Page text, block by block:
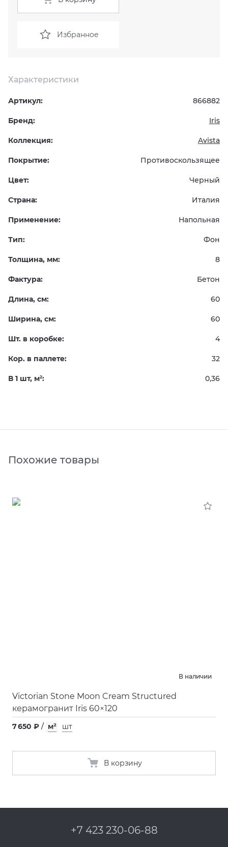
PERONDA
PORCELANOSA
SANT’AGOSTINO
УРАЛЬСКИЙ ГРАНИТ
Характеристики
Артикул: 866882
Бренд: Iris
Коллекция: Avista
Покрытие: Противоскользящее
Цвет: Черный
Страна: Италия
Применение: Напольная
Тип: Фон
Толщина, мм: 8
Фактура: Бетон
Длина, см: 60
Ширина, см: 60
Шт. в коробке: 4
Кор. в паллете: 32
В 1 шт, м2: 0,36
Избранное
Похожие товары
В наличии
Victorian Stone Moon Cream Structured
керамогранит Iris 60×120
7 650 ₽ / м² шт
В корзину
+7 423 230-06-88